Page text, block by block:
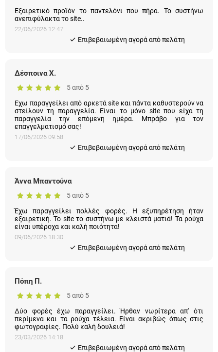
Εξαιρετικό προϊόν το παντελόνι που πήρα. Το συστήνω
ανεπιφύλακτα το site..
22/06/2026 12:47
Eπιβεβαιωμένη αγορά από πελάτη
Δέσποινα Χ.
5 από 5
Εχω παραγγείλει από αρκετά site και πάντα καθυστερούν να
στείλουν τη παραγγελία. Είναι το μόνο site που είχα τη
παραγγελία την επόμενη ημέρα. Μπράβο για τον
επαγγελματισμό σας!
17/06/2026 09:58
Eπιβεβαιωμένη αγορά από πελάτη
Άννα Μπαντούνα
5 από 5
Έχω παραγγείλει πολλές φορές. Η εξυπηρέτηση ήταν
εξαιρετική. Το site το συστήνω με κλειστά ματιά! Τα ρούχα
είναι υπέροχα και καλή ποιότητα!
09/06/2026 18:30
Eπιβεβαιωμένη αγορά από πελάτη
Πόπη Π.
5 από 5
Δύο φορές έχω παραγγείλει. Ήρθαν νωρίτερα απ' ότι
περίμενα και τα ρούχα τέλεια. Είναι ακριβώς όπως στις
φωτογραφίες. Πολύ καλή δουλειά!
23/03/2026 14:18
Eπιβεβαιωμένη αγορά από πελάτη